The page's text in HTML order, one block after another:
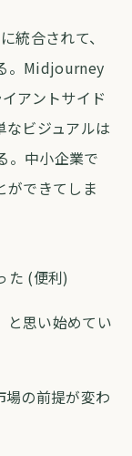
合されて、
。Midjourney
アントサイド
なビジュアルは
。中小企業で
ができてしま
た (便利)
と思い始めてい
場の前提が変わ